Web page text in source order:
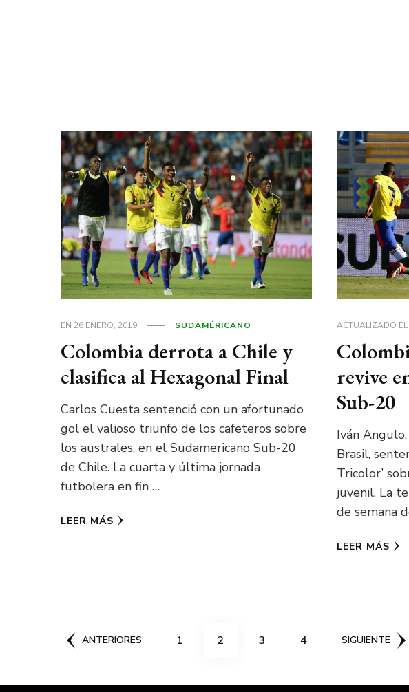
EN 26 ENERO, 2019 SUDAMÉRICANO
Colombia derrota a Chile y
clasifica al Hexagonal Final
Carlos Cuesta sentenció con un afortunado
gol el valioso triunfo de los cafeteros sobre
los australes, en el Sudamericano Sub-20
de Chile. La cuarta y última jornada
futbolera en fin …
LEER MÁS
ACTUALIZADO EL
revive
Sub-20
Iván
Brasil,
Tricolor’
juvenil. La
de semana
LEER MÁS
Paginación
ANTERIORES PÁGINA
1 PÁGINA
2 PÁGINA
3 PÁGINA
4 SIGUIENTE